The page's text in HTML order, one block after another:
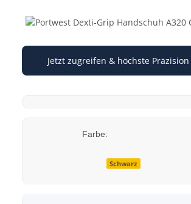
Jetzt zugreifen & höchste
Farbe:
Schwarz